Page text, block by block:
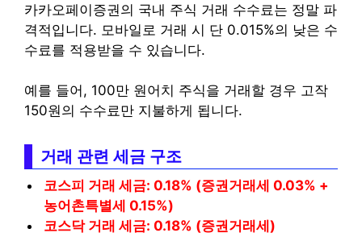
카카오페이증권의 국내 주식 거래 수수료는 정말 파
격적입니다. 모바일로 거래 시 단 0.015%의 낮은 수
수료를 적용받을 수 있습니다.
예를 들어, 100만 원어치 주식을 거래할 경우 고작
150원의 수수료만 지불하게 됩니다.
거래 관련 세금 구조
코스피 거래 세금: 0.18% (증권거래세 0.03% +
농어촌특별세 0.15%)
코스닥 거래 세금: 0.18% (증권거래세)